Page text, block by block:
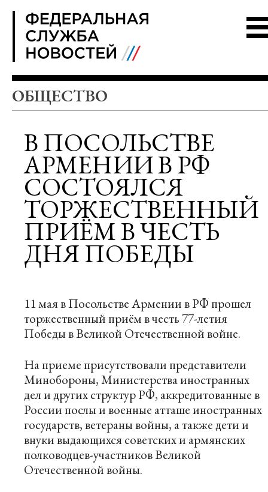
ОБЩЕСТВО
В ПОСОЛЬСТВЕ
АРМЕНИИ В РФ
СОСТОЯЛСЯ
ТОРЖЕСТВЕННЫЙ
ПРИЁМ В ЧЕСТЬ
ДНЯ ПОБЕДЫ
11 мая в Посольстве Армении в РФ прошел
торжественный приём в честь 77-летия
Победы в Великой Отечественной войне.
На приеме присутствовали представители
Минобороны, Министерства иностранных
дел и других структур РФ, аккредитованные в
России послы и военные атташе иностранных
государств, ветераны войны, а также дети и
внуки выдающихся советских и армянских
полководцев-участников Великой
Отечественной войны.